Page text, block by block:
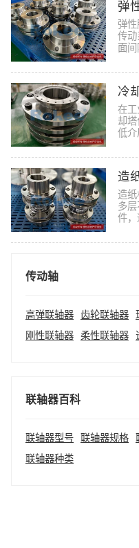
弹
弹
传
面间
冷
在
却
低介
造
造纸
多
件，
传动轴
高弹联轴器 齿轮联轴器
刚性联轴器
柔性联轴器
联轴器百科
联轴器型号 联轴器规格
联轴器种类